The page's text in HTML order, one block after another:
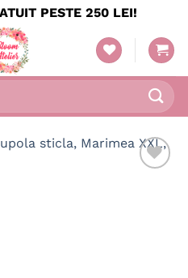
PESTE 250 LEI!